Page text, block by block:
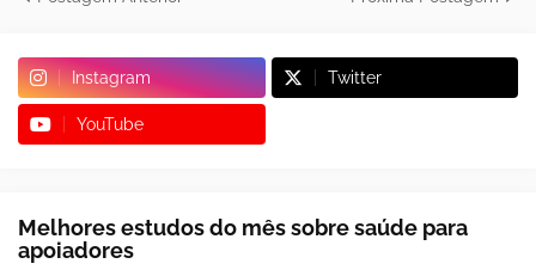
Instagram Twitter
YouTube
Melhores estudos do mês sobre saúde para
apoiadores